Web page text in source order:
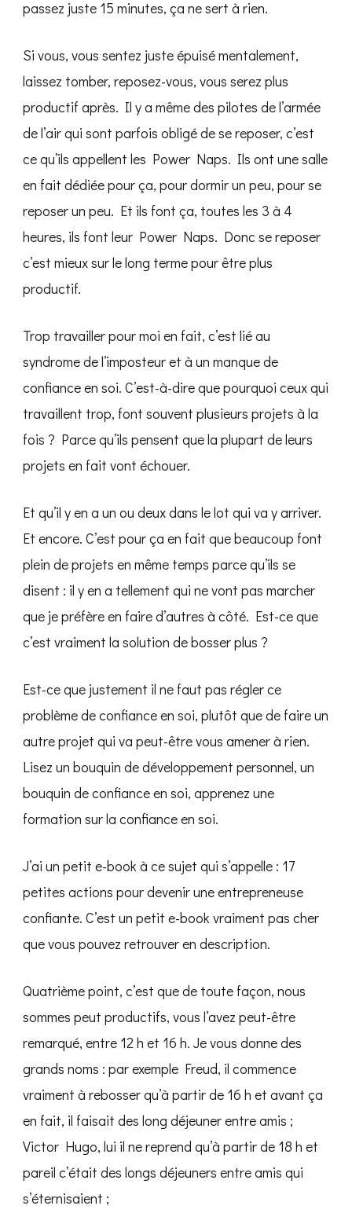
passez juste 15 minutes, ça ne sert à rien.
Si vous, vous sentez juste épuisé mentalement,
laissez tomber, reposez-vous, vous serez plus
productif après. Il y a même des pilotes de l’armée
de l’air qui sont parfois obligé de se reposer, c’est
ce qu’ils appellent les Power Naps. Ils ont une salle
en fait dédiée pour ça, pour dormir un peu, pour se
reposer un peu. Et ils font ça, toutes les 3 à 4
heures, ils font leur Power Naps. Donc se reposer
c’est mieux sur le long terme pour être plus
productif.
Trop travailler pour moi en fait, c’est lié au
syndrome de l’imposteur et à un manque de
confiance en soi. C’est-à-dire que pourquoi ceux qui
travaillent trop, font souvent plusieurs projets à la
fois ? Parce qu’ils pensent que la plupart de leurs
projets en fait vont échouer.
Et qu’il y en a un ou deux dans le lot qui va y arriver.
Et encore. C’est pour ça en fait que beaucoup font
plein de projets en même temps parce qu’ils se
disent : il y en a tellement qui ne vont pas marcher
que je préfère en faire d’autres à côté. Est-ce que
c’est vraiment la solution de bosser plus ?
Est-ce que justement il ne faut pas régler ce
problème de confiance en soi, plutôt que de faire un
autre projet qui va peut-être vous amener à rien.
Lisez un bouquin de développement personnel, un
bouquin de confiance en soi, apprenez une
formation sur la confiance en soi.
J’ai un petit e-book à ce sujet qui s’appelle : 17
petites actions pour devenir une entrepreneuse
confiante. C’est un petit e-book vraiment pas cher
que vous pouvez retrouver en description.
Quatrième point, c’est que de toute façon, nous
sommes peut productifs, vous l’avez peut-être
remarqué, entre 12 h et 16 h. Je vous donne des
grands noms : par exemple Freud, il commence
vraiment à rebosser qu’à partir de 16 h et avant ça
en fait, il faisait des long déjeuner entre amis ;
Victor Hugo, lui il ne reprend qu’à partir de 18 h et
pareil c’était des longs déjeuners entre amis qui
s’éternisaient ;